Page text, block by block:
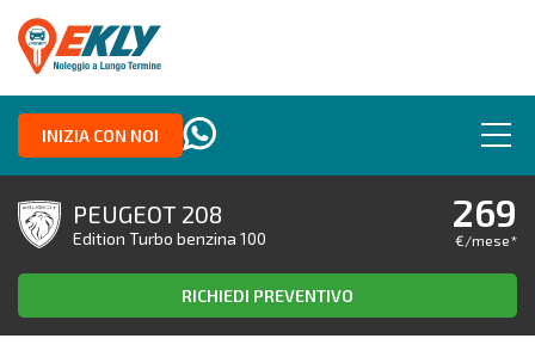
INIZIA CON NOI
PEUGEOT 208
Edition Turbo benzina 100
269
€/mese*
RICHIEDI PREVENTIVO